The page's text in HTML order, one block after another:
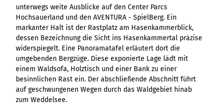
Hambur
ger
Menü -
Variante
3
Hambur
ger
Menü -
Variante
Variante 0
Variante 1
Kachel &
Kachelwand
Übersicht
3er-Raster
4er-Raster
Kachel-Slider
Link-Liste
Mediengalerie
Übersicht
Variante 0
Variante 1
Variante 2
Mini-Teaser
Silhouette
Ergebnisliste
Ergebnisliste: div
Filter zu Höhen
Ergebnisliste:
individueller Filter
"beste Reisezeit"
Übersicht
Ergebnisliste
Intelligenz trifft
Content Creation:
Der KI-Wizard und
KI-Checker in
one.data
Übersicht
Variante 0
Variante 1
destination.epaper
destination.guestcard
destination.highlight
destination.html
destination.imageclick
destination.language
destination.tab
destination.teaserwall
destination.tide
destination.topspot
Übersicht
Variante 0
destination.trilogy
Übersicht
unterwegs weite Ausblicke auf den Center Parcs
Hochsauerland und den AVENTURA - SpielBerg. Ein
markanter Halt ist der Rastplatz am Hasenkammerblick,
dessen Bezeichnung die Sicht ins Hasenkammertal präzise
widerspiegelt. Eine Panoramatafel erläutert dort die
umgebenden Bergzüge. Diese exponierte Lage lädt mit
einem Waldsofa, Holztisch und einer Bank zu einer
besinnlichen Rast ein. Der abschließende Abschnitt führt
auf geschwungenen Wegen durch das Waldgebiet hinab
zum Weddelsee.